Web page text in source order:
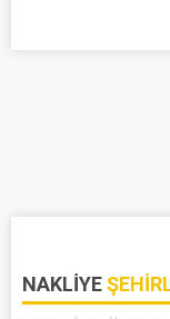
NAKLIYE